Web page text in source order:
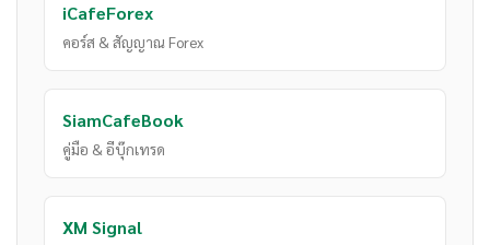
iCafeForex
คอร์ส & สัญญาณ Forex
SiamCafeBook
คู่มือ & อีบุ๊กเทรด
XM Signal